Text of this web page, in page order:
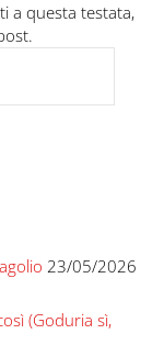
a questa testata,
23/05/2026
(Goduria sì,